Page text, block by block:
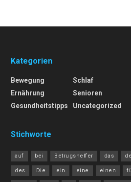
Kategorien
Bewegung
Ernährung
Gesundheitstipps
Schlaf
Senioren
Uncategorized
Stichworte
auf bei Betrugshelfer das
des Die ein eine einen